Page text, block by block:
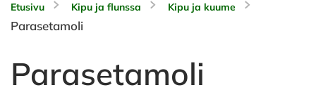
Etusivu Kipu ja flunssa Kipu ja kuume
Parasetamoli
Parasetamoli